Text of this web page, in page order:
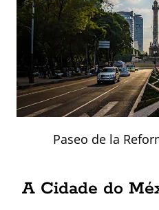
Paseo de la
A Cidade do